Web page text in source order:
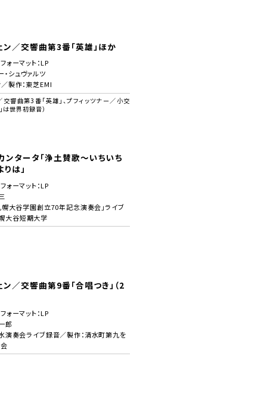
／交響曲第3番「英雄」ほか
ォーマット：LP
シュヴァルツ
製作：東芝EMI
響曲第3番「英雄」、プフィッツナー／小交
は世界初録音）
ンタータ「浄土賛歌～いちいち
は」
ォーマット：LP
幌大谷学園創立70年記念演奏会」ライブ
大谷短期大学
／交響曲第9番「合唱つき」（2
ォーマット：LP
郎
演奏会ライブ録音／製作：清水町第九を